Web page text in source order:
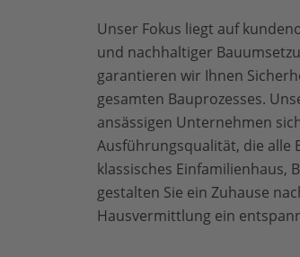
Unser Fokus liegt auf
und nachhaltiger
garantieren wir Ihnen
gesamten Bauprozesses.
ansässigen Unternehmen
Ausführungsqualität, die alle
klassisches Einfamilienhaus,
gestalten Sie ein Zuhause
Hausvermittlung ein